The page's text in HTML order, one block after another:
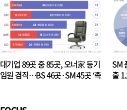
대기업 89곳 중 85곳, 오너家 등기
임원 겸직…BS 46곳·SM 45곳 ‘족
SM
출